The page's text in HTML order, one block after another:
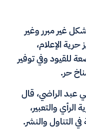
غير مبرر وغير
الإعلام،
للقيود وفي توفير
حر.
عبد الراضي، قال
والتعبير،
التناول والنشر.